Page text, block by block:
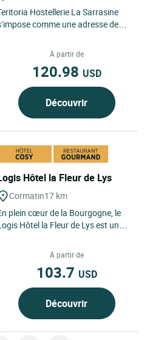
Hostellerie La Sarrasine
comme une adresse de
authentique de l’Ain...
À partir de
120.98 USD
Découvrir
Hôtel la Fleur de Lys
Cormatin17 km
plein cœur de la Bourgogne, le
Hôtel la Fleur de Lys est un
Christophe et Sophie,...
À partir de
103.7 USD
Découvrir